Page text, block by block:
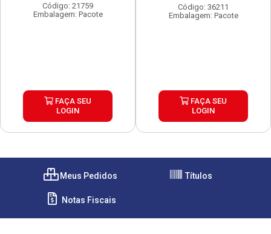
Código: 21759
Embalagem: Pacote
FAÇA SEU
LOGIN
Código: 36211
Embalagem: Pacote
FAÇA SEU
LOGIN
Meus Pedidos Títulos
Notas Fiscais